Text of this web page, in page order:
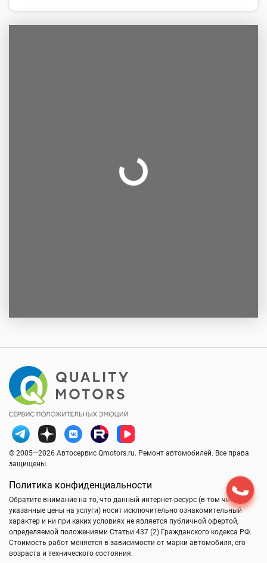
© 2005—2026 Автосервис Qmotors.ru. Ремонт автомобилей. Все права
защищены.
Политика конфиденциальности
Обратите внимание на то, что данный интернет-ресурс (в том числе
указанные цены на услуги) носит исключительно ознакомительный
характер и ни при каких условиях не является публичной офертой,
определяемой положениями Статьи 437 (2) Гражданского кодекса РФ.
Стоимость работ меняется в зависимости от марки автомобиля, его
возраста и технического состояния.